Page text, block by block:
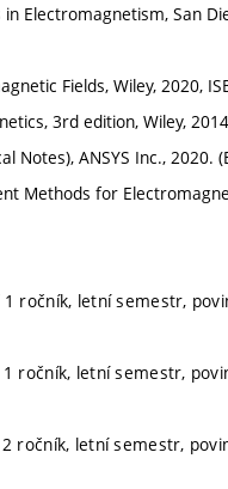
in Electromagnetism, San
Fields, Wiley, 2020,
3rd edition, Wiley,
Notes), ANSYS Inc., 2020.
Methods for
ročník, letní semestr,
ročník, letní semestr,
ročník, letní semestr,